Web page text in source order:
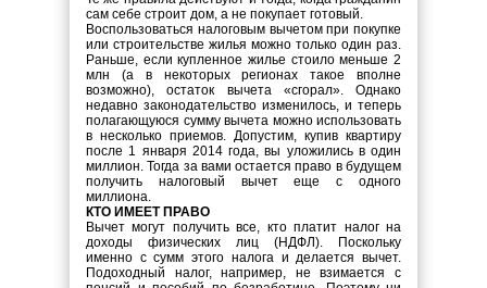
сам себе строит дом, а не покупает готовый.
Воспользоваться налоговым вычетом при покупке
или строительстве жилья можно только один раз.
Раньше, если купленное жилье стоило меньше 2
млн (а в некоторых регионах такое вполне
возможно), остаток вычета «сгорал». Однако
недавно законодательство изменилось, и теперь
полагающуюся сумму вычета можно использовать
в несколько приемов. Допустим, купив квартиру
после 1 января 2014 года, вы уложились в один
миллион. Тогда за вами остается право в будущем
получить налоговый вычет еще с одного
миллиона.
КТО ИМЕЕТ ПРАВО
Вычет могут получить все, кто платит налог на
доходы физических лиц (НДФЛ). Поскольку
именно с сумм этого налога и делается вычет.
Подоходный налог, например, не взимается с